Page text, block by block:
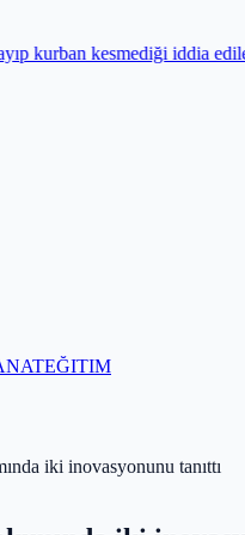
iddia edilen BOLSEV bu
EĞITIM
iki inovasyonunu tanıttı